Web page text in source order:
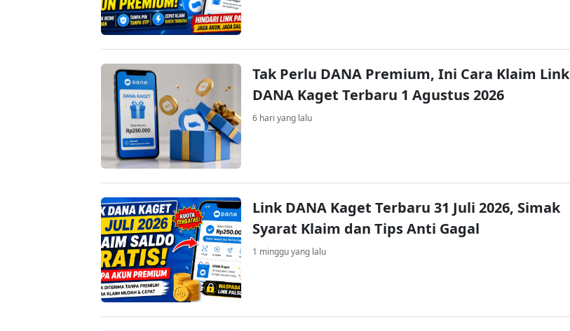
Tak Perlu DANA Premium, Ini Cara Klaim Link
DANA Kaget Terbaru 1 Agustus 2026
6 hari yang lalu
Link DANA Kaget Terbaru 31 Juli 2026, Simak
Syarat Klaim dan Tips Anti Gagal
1 minggu yang lalu